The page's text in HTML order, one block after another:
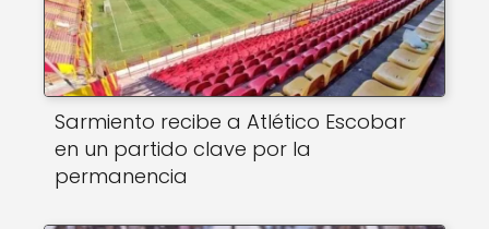
Sarmiento recibe a Atlético Escobar
en un partido clave por la
permanencia